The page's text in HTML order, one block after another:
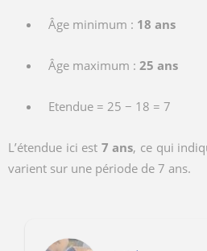
Âge minimum : 18 ans
Âge maximum : 25 ans
Etendue = 25 − 18 = 7
L’étendue ici est 7 ans, ce qui
varient sur une période de 7 ans.